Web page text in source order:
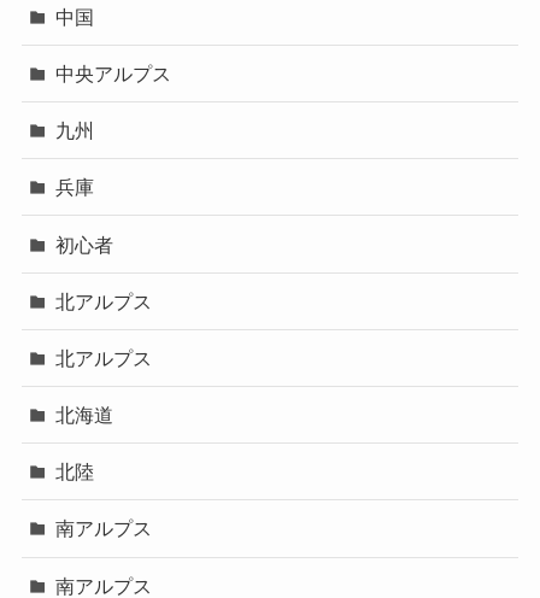
中国
中央アルプス
九州
兵庫
初心者
北アルプス
北アルプス
北海道
北陸
南アルプス
南アルプス